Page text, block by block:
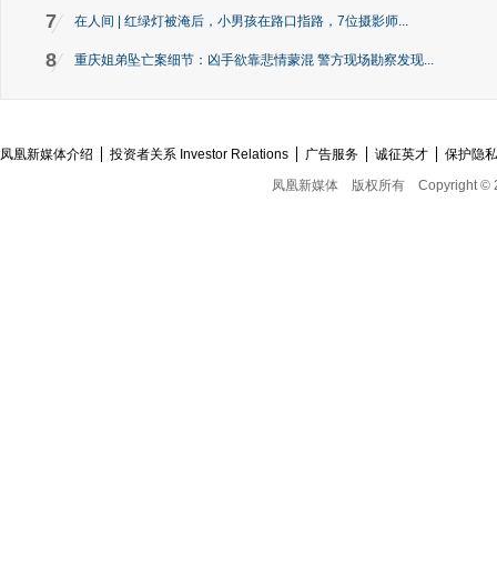
7 在人间 | 红绿灯被淹后，小男孩在路口指路，7位摄影师...
8 重庆姐弟坠亡案细节：凶手欲靠悲情蒙混 警方现场勘察发现...
凤凰新媒体介绍 投资者关系 Investor Relations 广告服务 诚征英才
保护隐
凤凰新媒体
版权所有 Copyright ©